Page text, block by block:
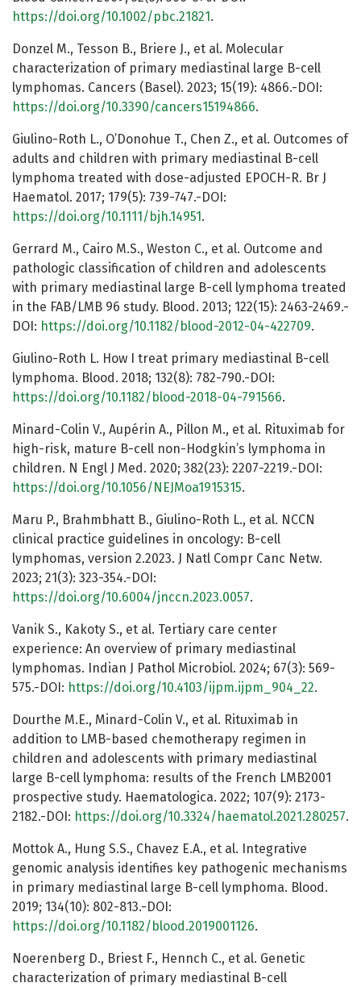
https://doi.org/10.1002/pbc.21821 .
Donzel M., Tesson B., Briere J., et al. Molecular
characterization of primary mediastinal large B-cell
lymphomas. Cancers (Basel). 2023; 15(19): 4866.-DOI:
https://doi.org/10.3390/cancers15194866.
Giulino-Roth L., O’Donohue T., Chen Z., et al. Outcomes of
adults and children with primary mediastinal B-cell
lymphoma treated with dose-adjusted EPOCH-R. Br J
Haematol. 2017; 179(5): 739-747.-DOI:
https://doi.org/10.1111/bjh.14951 .
Gerrard M., Cairo M.S., Weston C., et al. Outcome and
pathologic classification of children and adolescents
with primary mediastinal large B-cell lymphoma treated
in the FAB/LMB 96 study. Blood. 2013; 122(15): 2463-2469.-
DOI: https://doi.org/10.1182/blood-2012-04-422709.
Giulino-Roth L. How I treat primary mediastinal B-cell
lymphoma. Blood. 2018; 132(8): 782-790.-DOI:
https://doi.org/10.1182/blood-2018-04-791566.
Minard-Colin V., Aupérin A., Pillon M., et al. Rituximab for
high-risk, mature B-cell non-Hodgkin’s lymphoma in
children. N Engl J Med. 2020; 382(23): 2207-2219.-DOI:
https://doi.org/10.1056/NEJMoa1915315.
Maru P., Brahmbhatt B., Giulino-Roth L., et al. NCCN
clinical practice guidelines in oncology: B-cell
lymphomas, version 2.2023. J Natl Compr Canc Netw.
2023; 21(3): 323-354.-DOI:
https://doi.org/10.6004/jnccn.2023.0057.
Vanik S., Kakoty S., et al. Tertiary care center
experience: An overview of primary mediastinal
lymphomas. Indian J Pathol Microbiol. 2024; 67(3): 569-
575.-DOI: https://doi.org/10.4103/ijpm.ijpm_904_22.
Dourthe M.E., Minard-Colin V., et al. Rituximab in
addition to LMB-based chemotherapy regimen in
children and adolescents with primary mediastinal
large B-cell lymphoma: results of the French LMB2001
prospective study. Haematologica. 2022; 107(9): 2173-
2182.-DOI: https://doi.org/10.3324/haematol.2021.280257.
Mottok A., Hung S.S., Chavez E.A., et al. Integrative
genomic analysis identifies key pathogenic mechanisms
in primary mediastinal large B-cell lymphoma. Blood.
2019; 134(10): 802-813.-DOI:
https://doi.org/10.1182/blood.2019001126.
Noerenberg D., Briest F., Hennch C., et al. Genetic
characterization of primary mediastinal B-cell